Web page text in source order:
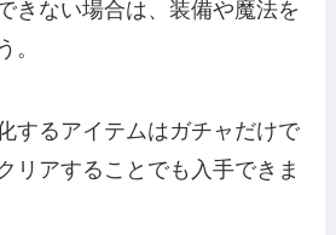
きない場合は、装備や魔法を
。
するアイテムはガチャだけで
リアすることでも入手できま